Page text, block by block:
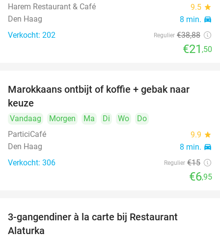
Harem Restaurant & Café
9.5 star
Den Haag 8 min. directions_car
Verkocht: 202 Regulier €38,88
€21 ,50
Marokkaans ontbijt of koffie + gebak naar
keuze
Vandaag Morgen Ma Di Wo
Do
ParticiCafé
9.9 star
Den Haag 8 min. directions_car
Verkocht: 306 Regulier €15
€6,95
3-gangendiner à la carte bij Restaurant
Alaturka